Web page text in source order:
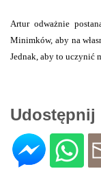
Artur odważnie
Minimków, aby na
Jednak, aby to uczynić
Udostępnij